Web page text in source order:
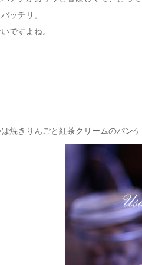
ッチリ。
ですよね。
焼きりんごと紅茶クリームのパン